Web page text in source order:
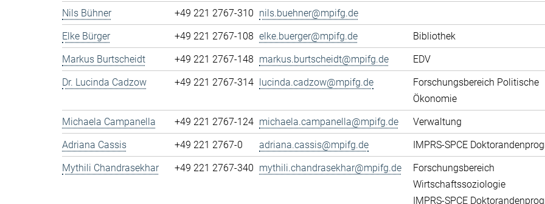
Nils Bühner
+49 221 2767-310 nils.buehner@mpifg.de
Elke Bürger
+49 221 2767-108 elke.buerger@mpifg.de
Bibliothek
Markus Burtscheidt
+49 221 2767-148 markus.burtscheidt@mpifg.de
EDV
Dr. Lucinda Cadzow
+49 221 2767-314 lucinda.cadzow@mpifg.de
Forschungsbereich Politische
Ökonomie
Michaela Campanella
+49 221 2767-124 michaela.campanella@mpifg.de
Verwaltung
Adriana Cassis
+49 221 2767-0 adriana.cassis@mpifg.de
IMPRS-SPCE
Mythili Chandrasekhar
+49 221 2767-340 mythili.chandrasekhar@mpifg.de
Forschungsbereich
Wirtschaftssoziologie
IMPRS-SPCE